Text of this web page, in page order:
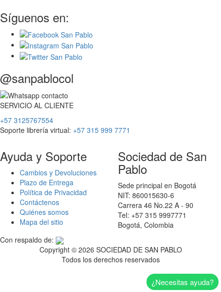
Síguenos en:
@sanpablocol
SERVICIO AL CLIENTE
+57 3125767554
Soporte librería virtual: +57 315 999 7771
Ayuda y Soporte
Cambios y Devoluciones
Plazo de Entrega
Política de Privacidad
Contáctenos
Quiénes somos
Mapa del sitio
Sociedad de San
Pablo
Sede principal en Bogotá
NIT: 860015630-6
Carrera 46 No.22 A - 90
Tel: +57 315 9997771
Bogotá, Colombia
Con respaldo de:
Copyright © 2026 SOCIEDAD DE SAN PABLO
Todos los derechos reservados
¿Necesitas ayuda?